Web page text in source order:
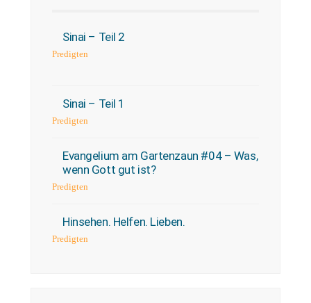
Sinai – Teil 2
Predigten
Sinai – Teil 1
Predigten
Evangelium am Gartenzaun #04 – Was,
wenn Gott gut ist?
Predigten
Hinsehen. Helfen. Lieben.
Predigten